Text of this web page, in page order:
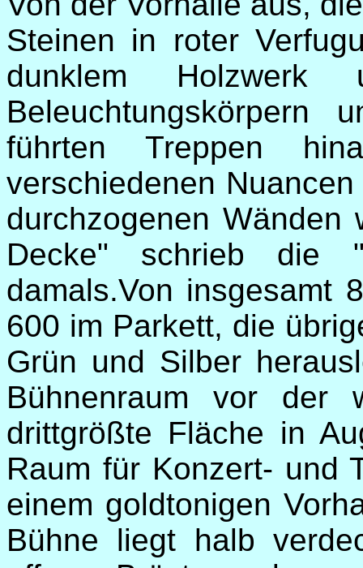
Steinen in roter
dunklem Holzwerk
Beleuchtungskörpern
führten Treppen
verschiedenen
durchzogenen
Decke" schrieb die
damals.Von insgesamt
600 im Parkett, die
Grün und Silber
Bühnenraum vor der
drittgrößte Fläche in
Raum für Konzert- und
einem goldtonigen
Bühne liegt halb